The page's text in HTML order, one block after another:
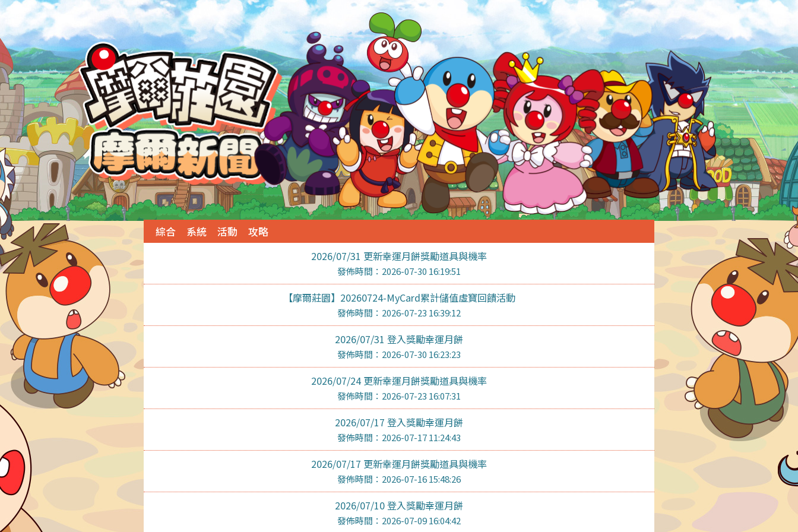
綜合 系統 活動 攻略
2026/07/31 更新幸運月餅獎勵道具與機率
發佈時間：2026-07-30 16:19:51
【摩爾莊園】20260724-MyCard累計儲值虛寶回饋活動
發佈時間：2026-07-23 16:39:12
2026/07/31 登入獎勵幸運月餅
發佈時間：2026-07-30 16:23:23
2026/07/24 更新幸運月餅獎勵道具與機率
發佈時間：2026-07-23 16:07:31
2026/07/17 登入獎勵幸運月餅
發佈時間：2026-07-17 11:24:43
2026/07/17 更新幸運月餅獎勵道具與機率
發佈時間：2026-07-16 15:48:26
2026/07/10 登入獎勵幸運月餅
發佈時間：2026-07-09 16:04:42